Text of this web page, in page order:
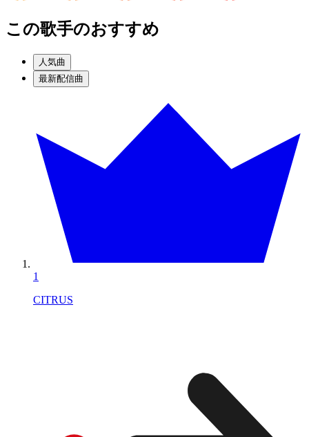
この歌手のおすすめ
人気曲
最新配信曲
1
CITRUS